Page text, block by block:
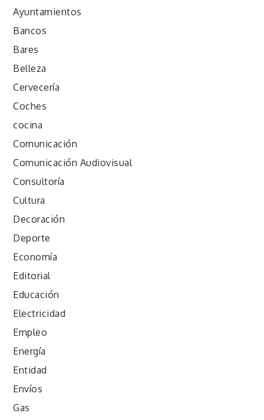
Ayuntamientos
Bancos
Bares
Belleza
Cervecería
Coches
cocina
Comunicación
Comunicación Audiovisual
Consultoría
Cultura
Decoración
Deporte
Economía
Editorial
Educación
Electricidad
Empleo
Energía
Entidad
Envíos
Gas